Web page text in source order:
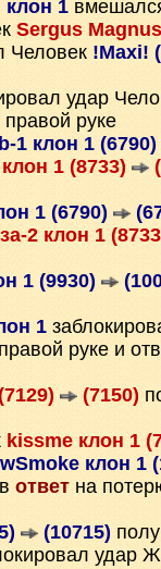
клон 1
Sergus
Человек !Maxi!
удар
правой руке
1 клон 1 (6790)
1 (8733)
1 (6790)
2 клон 1
1 (9930)
1
руке и
(7150)
kissme клон 1
клон 1
ответ на
(10715)
удар